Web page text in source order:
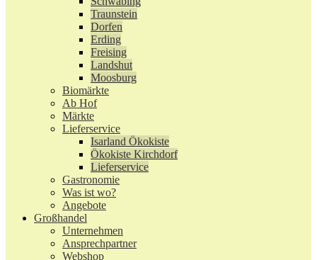
Traunstein
Dorfen
Erding
Freising
Landshut
Moosburg
Biomärkte
Ab Hof
Märkte
Lieferservice
Isarland Ökokiste
Ökokiste Kirchdorf
Lieferservice
Gastronomie
Was ist wo?
Angebote
Großhandel
Unternehmen
Ansprechpartner
Webshop